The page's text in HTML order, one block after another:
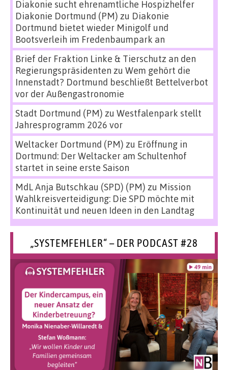
Diakonie sucht ehrenamtliche Hospizhelfer
Diakonie Dortmund (PM) zu Diakonie
Dortmund bietet wieder Minigolf und
Bootsverleih im Fredenbaumpark an
Brief der Fraktion Linke & Tierschutz an den
Regierungspräsidenten zu Wem gehört die
Innenstadt? Dortmund beschließt Bettelverbot
vor der Außengastronomie
Stadt Dortmund (PM) zu Westfalenpark stellt
Jahresprogramm 2026 vor
Weltacker Dortmund (PM) zu Eröffnung in
Dortmund: Der Weltacker am Schultenhof
startet in seine erste Saison
MdL Anja Butschkau (SPD) (PM) zu Mission
Wahlkreisverteidigung: Die SPD möchte mit
Kontinuität und neuen Ideen in den Landtag
„SYSTEMFEHLER“ – DER PODCAST #28